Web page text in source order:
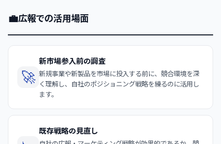
💼広報での活用場面
🚀
新市場参入前の調査
新規事業や新製品を市場に投入する前に、競合環境を深
く理解し、自社のポジショニング戦略を練るのに活用し
ます。
既存戦略の見直し